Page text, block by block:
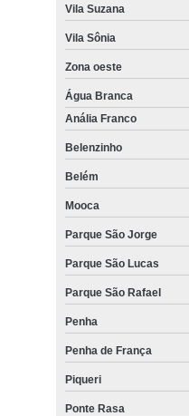
Vila Suzana
Vila Sônia
Zona oeste
Água Branca
Anália Franco
Belenzinho
Belém
Mooca
Parque São Jorge
Parque São Lucas
Parque São Rafael
Penha
Penha de França
Piqueri
Ponte Rasa